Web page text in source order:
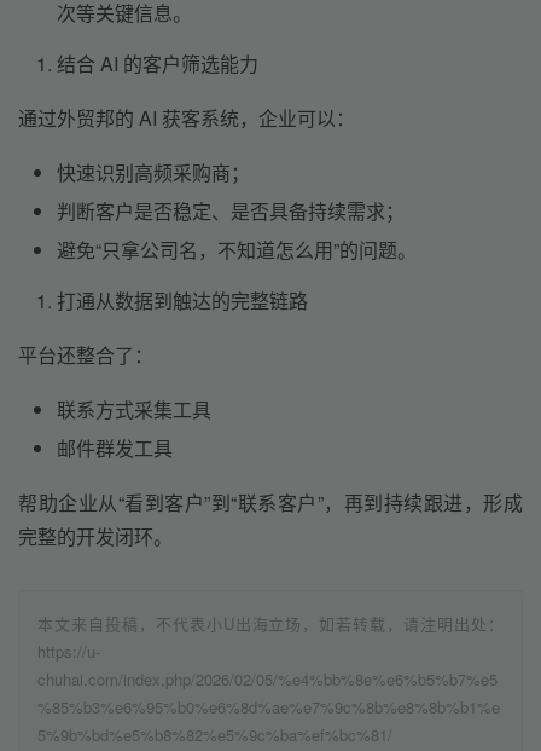
次等关键信息。
结合 AI 的客户筛选能力
通过外贸邦的 AI 获客系统，企业可以：
快速识别高频采购商；
判断客户是否稳定、是否具备持续需求；
避免“只拿公司名，不知道怎么用”的问题。
打通从数据到触达的完整链路
平台还整合了：
联系方式采集工具
邮件群发工具
帮助企业从“看到客户”到“联系客户”，再到持续跟进，形成
完整的开发闭环。
本文来自投稿，不代表小U出海立场，如若转载，请注明出处：
https://u-
chuhai.com/index.php/2026/02/05/%e4%bb%8e%e6%b5%b7%e5
%85%b3%e6%95%b0%e6%8d%ae%e7%9c%8b%e8%8b%b1%e
5%9b%bd%e5%b8%82%e5%9c%ba%ef%bc%81/